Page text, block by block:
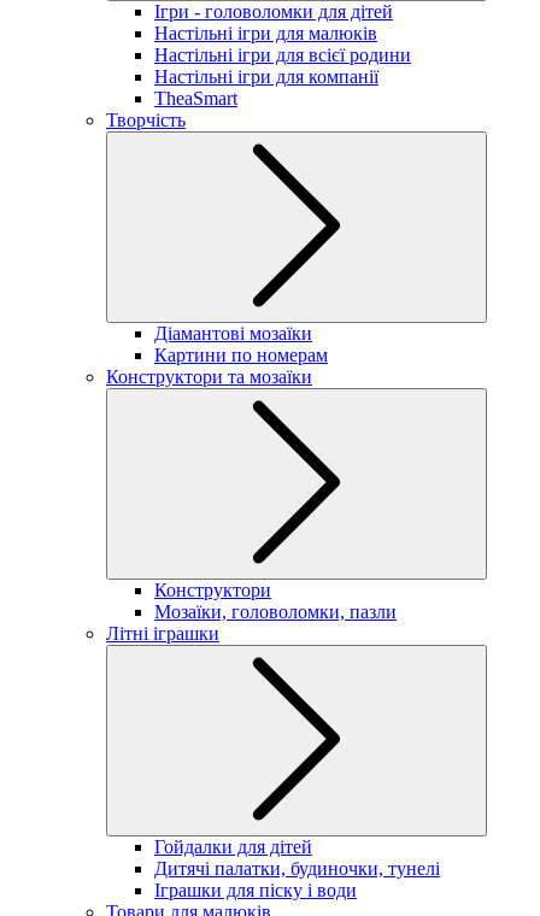
Ігри - головоломки для дітей
Настільні ігри для малюків
Настільні ігри для всієї родини
Настільні ігри для компанії
TheaSmart
Творчість
Діамантові мозаїки
Картини по номерам
Конструктори та мозаїки
Конструктори
Мозаїки, головоломки, пазли
Літні іграшки
Гойдалки для дітей
Дитячі палатки, будиночки, тунелі
Іграшки для піску і води
Товари для малюків